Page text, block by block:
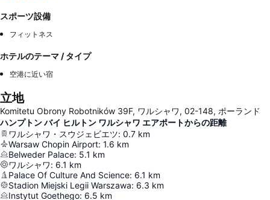
スポーツ設備
フィットネス
ホテルのテーマ / タイプ
空港に近い宿
立地
Komitetu Obrony Robotników 39F, ワルシャワ, 02-148, ポーランド
ハンプトン バイ ヒルトン ワルシャワ エアポートからの距離
ワルシャワ・スウジェビエツ: 0.7 km
Warsaw Chopin Airport: 1.6 km
Belweder Palace: 5.1 km
ワルシャワ: 6.1 km
Palace Of Culture And Science: 6.1 km
Stadion Miejski Legii Warszawa: 6.3 km
Instytut Goethego: 6.5 km